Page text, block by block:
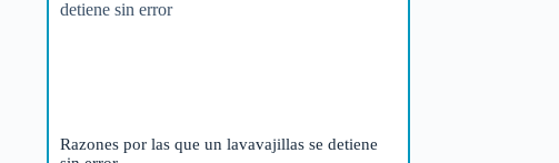
Razones por las que un lavavajillas se detiene